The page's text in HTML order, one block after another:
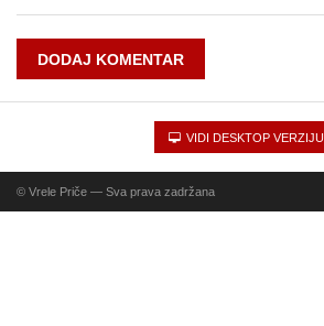
DODAJ KOMENTAR
VIDI DESKTOP VERZIJU
© Vrele Priče — Sva prava zadržana